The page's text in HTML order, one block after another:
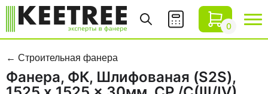
0
Строительная фанера
Фанера, ФК, Шлифованая (S2S),